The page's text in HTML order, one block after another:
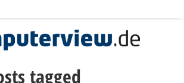
tagged